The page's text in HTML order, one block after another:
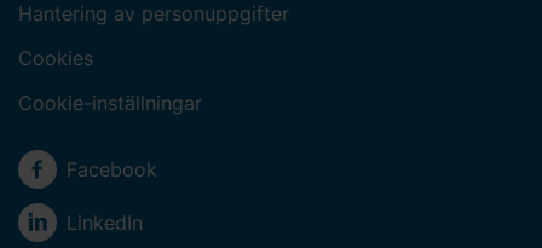
Hantering av personuppgifter
Cookies
Cookie-inställningar
Sociala medier
Facebook
LinkedIn